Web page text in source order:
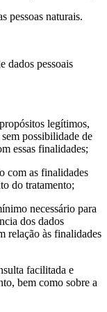
pessoas naturais.
dados pessoais
legítimos,
possibilidade de
essas finalidades;
com as finalidades
do tratamento;
necessário para
dos dados
relação às finalidades
facilitada e
bem como sobre a